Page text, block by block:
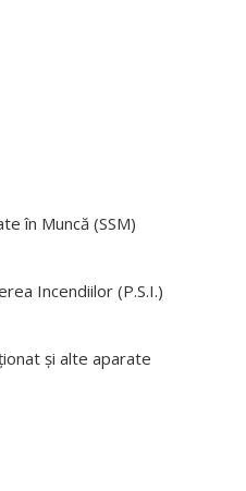
în Muncă (SSM)
Incendiilor (P.S.I.)
și alte aparate